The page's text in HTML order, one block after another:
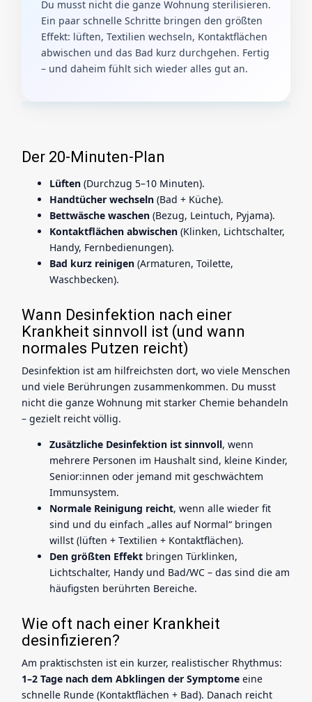
Du musst nicht die ganze Wohnung sterilisieren.
Ein paar schnelle Schritte bringen den größten
Effekt: lüften, Textilien wechseln, Kontaktflächen
abwischen und das Bad kurz durchgehen. Fertig
– und daheim fühlt sich wieder alles gut an.
Der 20-Minuten-Plan
Lüften (Durchzug 5–10 Minuten).
Handtücher wechseln (Bad + Küche).
Bettwäsche waschen (Bezug, Leintuch, Pyjama).
Kontaktflächen abwischen (Klinken, Lichtschalter,
Handy, Fernbedienungen).
Bad kurz reinigen (Armaturen, Toilette,
Waschbecken).
Wann Desinfektion nach einer
Krankheit sinnvoll ist (und wann
normales Putzen reicht)
Desinfektion ist am hilfreichsten dort, wo viele Menschen
und viele Berührungen zusammenkommen. Du musst
nicht die ganze Wohnung mit starker Chemie behandeln
– gezielt reicht völlig.
Zusätzliche Desinfektion ist sinnvoll, wenn
mehrere Personen im Haushalt sind, kleine Kinder,
Senior:innen oder jemand mit geschwächtem
Immunsystem.
Normale Reinigung reicht, wenn alle wieder fit
sind und du einfach „alles auf Normal“ bringen
willst (lüften + Textilien + Kontaktflächen).
Den größten Effekt bringen Türklinken,
Lichtschalter, Handy und Bad/WC – das sind die am
häufigsten berührten Bereiche.
Wie oft nach einer Krankheit
desinfizieren?
Am praktischsten ist ein kurzer, realistischer Rhythmus:
1–2 Tage nach dem Abklingen der Symptome eine
schnelle Runde (Kontaktflächen + Bad). Danach reicht